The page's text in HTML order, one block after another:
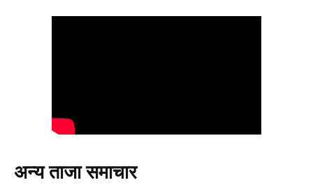
अन्य ताजा समाचार